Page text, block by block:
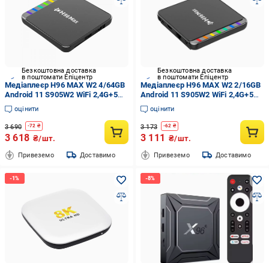
Безкоштовна доставка
в поштомати Епіцентр
Медіаплеєр H96 MAX W2 4/64GB
Android 11 S905W2 WiFi 2,4G+5G
Bluetooth 5,0 LAN 100M
оцінити
3 690 -72 ₴
3 618 ₴/шт.
Привеземо Доставимо
Безкоштовна доставка
в поштомати Епіцентр
Медіаплеєр H96 MAX W2 2/16GB
Android 11 S905W2 WiFi 2,4G+5G
Bluetooth 5,0 LAN 100M
оцінити
3 173 -62 ₴
3 111 ₴/шт.
Привеземо Доставимо